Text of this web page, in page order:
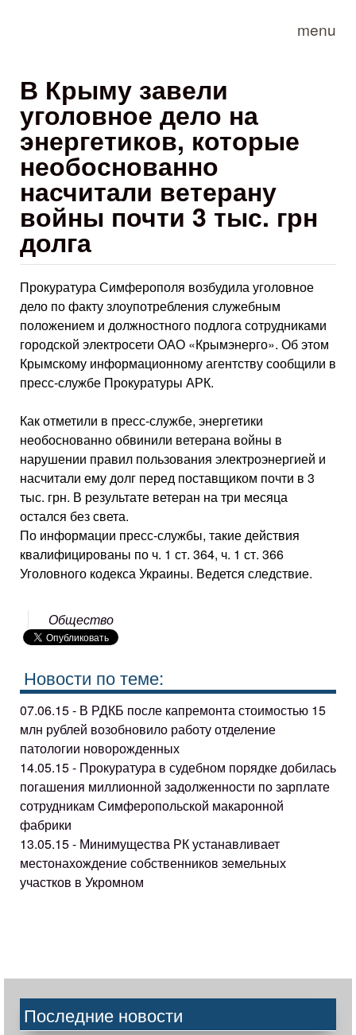
menu
В Крыму завели
уголовное дело на
энергетиков, которые
необоснованно
насчитали ветерану
войны почти 3 тыс. грн
долга
Прокуратура Симферополя возбудила уголовное
дело по факту злоупотребления служебным
положением и должностного подлога сотрудниками
городской электросети ОАО «Крымэнерго». Об этом
Крымскому информационному агентству сообщили в
пресс-службе Прокуратуры АРК.
Как отметили в пресс-службе, энергетики
необоснованно обвинили ветерана войны в
нарушении правил пользования электроэнергией и
насчитали ему долг перед поставщиком почти в 3
тыс. грн. В результате ветеран на три месяца
остался без света.
По информации пресс-службы, такие действия
квалифицированы по ч. 1 ст. 364, ч. 1 ст. 366
Уголовного кодекса Украины. Ведется следствие.
Общество
Новости по теме:
07.06.15 - В РДКБ после капремонта стоимостью 15
млн рублей возобновило работу отделение
патологии новорожденных
14.05.15 - Прокуратура в судебном порядке добилась
погашения миллионной задолженности по зарплате
сотрудникам Симферопольской макаронной
фабрики
13.05.15 - Минимущества РК устанавливает
местонахождение собственников земельных
участков в Укромном
Последние новости